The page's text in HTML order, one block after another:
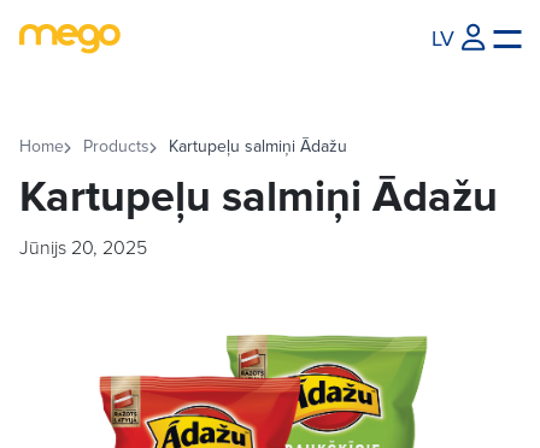
LV
Home Products Kartupeļu salmiņi Ādažu
Kartupeļu salmiņi Ādažu
Jūnijs 20, 2025